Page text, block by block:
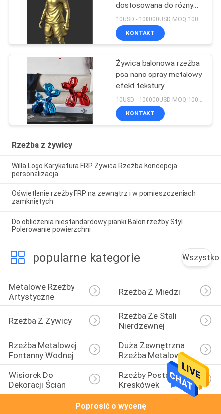
dostosowana do różnych
projektów gwiazd
10USD - 100000USD MOQ:100 sztuk
KONTAKT
Żywica balonowa rzeźba
psa nano spray metalowy
efekt tekstury
KONTAKT
Rzeźba z żywicy
Willa Logo Karykatura FRP Żywica Rzeźba Koncepcja
personalizacja
Oświetlenie rzeźby FRP na zewnątrz i w pomieszczeniach
zamkniętych
Do obliczenia niestandardowy pianki Balon rzeźby Styl
Polerowanie powierzchni
popularne kategorie Wszystko
Metalowe Rzeźby
Artystyczne
Rzeźba Z Miedzi
Rzeźba Z Żywicy
Rzeźba Ze Stali
Nierdzewnej
Rzeźba Metalowej
Fontanny Wodnej
Duża Zewnętrzna
Rzeźba Metalowa
Wisiorek Do
Dekoracji Ścian
Rzeźby Postaci Z
Kreskówek
Poprosić o wycenę